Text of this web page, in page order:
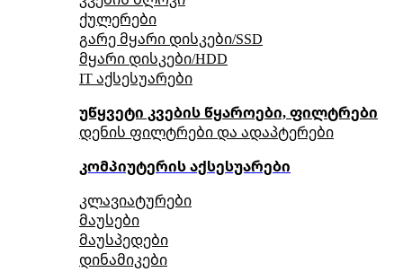
ქულერები
გარე მყარი დისკები/SSD
მყარი დისკები/HDD
IT აქსესუარები
უწყვეტი კვების წყაროები, ფილტრები
დენის ფილტრები და ადაპტერები
კომპიუტერის აქსესუარები
კლავიატურები
მაუსები
მაუსპედები
დინამიკები